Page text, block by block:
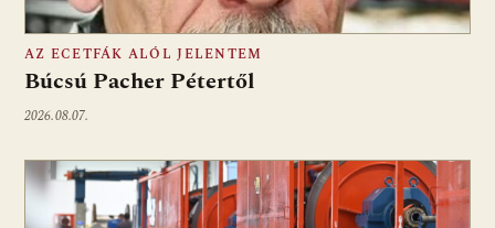
AZ ECETFÁK ALÓL JELENTEM
Búcsú Pacher Pétertől
2026.08.07.